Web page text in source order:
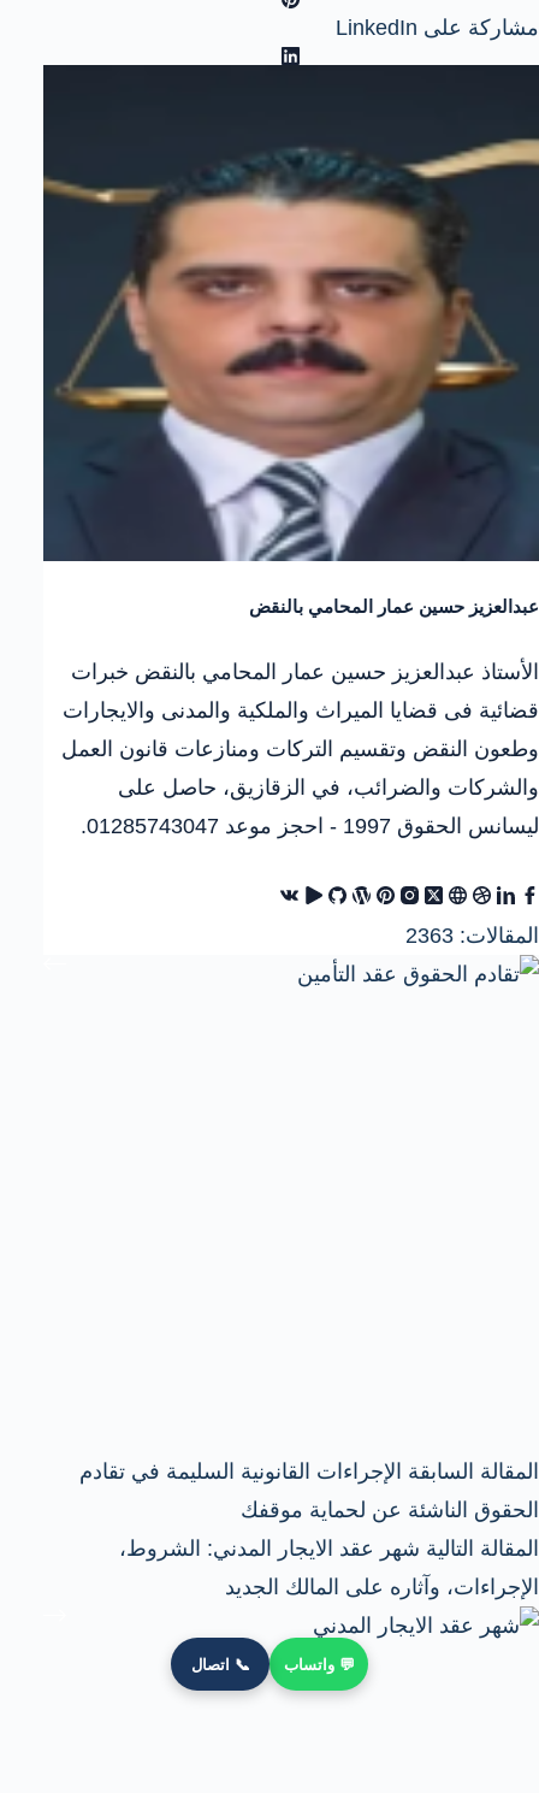
مشاركة على LinkedIn
عبدالعزيز حسين عمار المحامي بالنقض
الأستاذ عبدالعزيز حسين عمار المحامي بالنقض خبرات
قضائية فى قضايا الميراث والملكية والمدنى والايجارات
وطعون النقض وتقسيم التركات ومنازعات قانون العمل
والشركات والضرائب، في الزقازيق، حاصل على
ليسانس الحقوق 1997 - احجز موعد 01285743047.
المقالات: 2363
المقالة السابقة الإجراءات القانونية السليمة في تقادم
الحقوق الناشئة عن لحماية موقفك
المقالة التالية شهر عقد الايجار المدني: الشروط،
الإجراءات، وآثاره على المالك الجديد
💬 واتساب 📞 اتصال